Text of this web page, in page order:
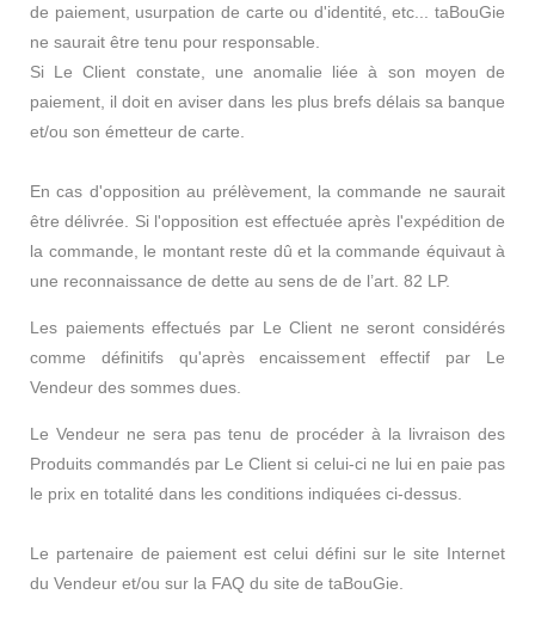
de paiement, usurpation de carte ou d'identité, etc... taBouGie
ne saurait être tenu pour responsable.
Si Le Client constate, une anomalie liée à son moyen de
paiement, il doit en aviser dans les plus brefs délais sa banque
et/ou son émetteur de carte.
En cas d'opposition au prélèvement, la commande ne saurait
être délivrée. Si l'opposition est effectuée après l'expédition de
la commande, le montant reste dû et la commande équivaut à
une reconnaissance de dette au sens de de l’art. 82 LP.
Les paiements effectués par Le Client ne seront considérés
comme définitifs qu'après encaissement effectif par Le
Vendeur des sommes dues.
Le Vendeur ne sera pas tenu de procéder à la livraison des
Produits commandés par Le Client si celui-ci ne lui en paie pas
le prix en totalité dans les conditions indiquées ci-dessus.
Le partenaire de paiement est celui défini sur le site Internet
du Vendeur et/ou sur la FAQ du site de taBouGie.